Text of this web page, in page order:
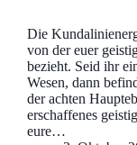
Die
von der euer
bezieht. Seid ihr
Wesen, dann
der achten
erschaffenes
eure…